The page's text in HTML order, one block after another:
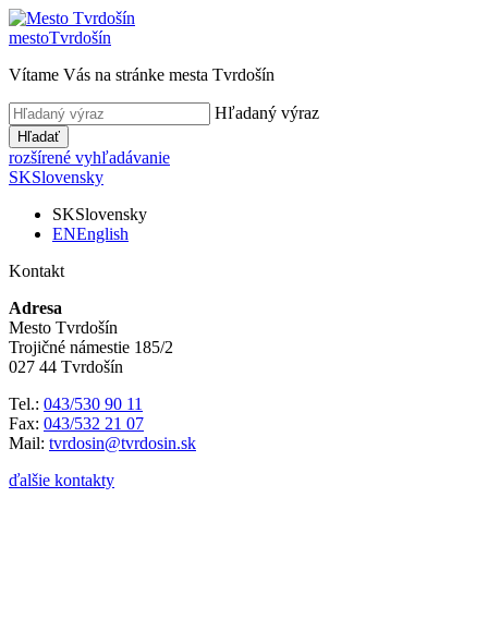
mestoTvrdošín
Vítame Vás na stránke mesta Tvrdošín
Hľadaný výraz
Hľadať
rozšírené vyhľadávanie
SKSlovensky
SKSlovensky
ENEnglish
Kontakt
Adresa
Mesto Tvrdošín
Trojičné námestie 185/2
027 44 Tvrdošín
Tel.: 043/530 90 11
Fax: 043/532 21 07
Mail: tvrdosin@tvrdosin.sk
ďalšie kontakty